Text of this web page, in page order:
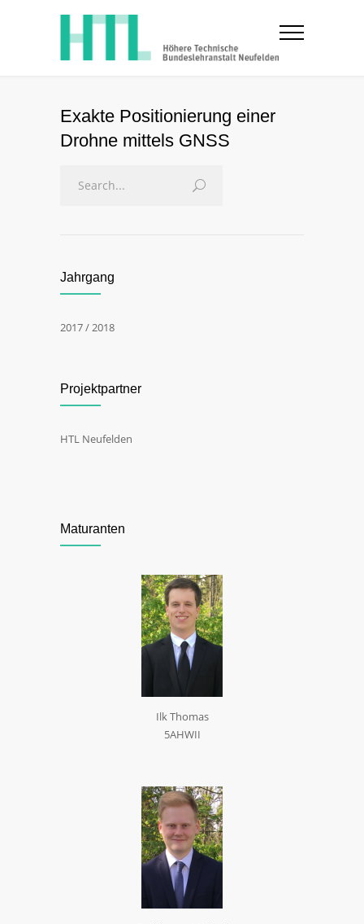
Exakte Positionierung einer
Drohne mittels GNSS
Jahrgang
2017 / 2018
Projektpartner
HTL Neufelden
Maturanten
Ilk Thomas
5AHWII